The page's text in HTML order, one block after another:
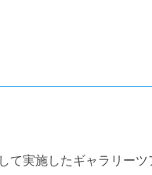
実施したギャラリー